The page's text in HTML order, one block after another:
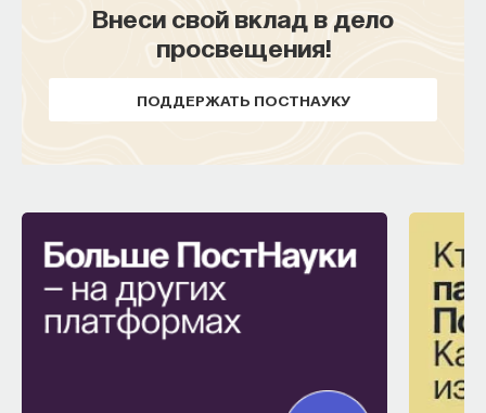
Внеси свой вклад в дело
просвещения!
ПОДДЕРЖАТЬ ПОСТНАУКУ